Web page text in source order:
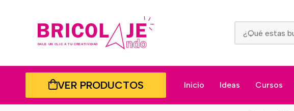
VER PRODUCTOS Inicio Ideas Cursos